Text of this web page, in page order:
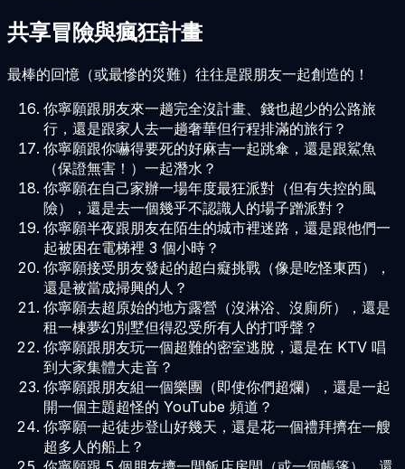
共享冒險與瘋狂計畫
最棒的回憶（或最慘的災難）往往是跟朋友一起創造的！
你寧願跟朋友來一趟完全沒計畫、錢也超少的公路旅
行，還是跟家人去一趟奢華但行程排滿的旅行？
你寧願跟你嚇得要死的好麻吉一起跳傘，還是跟鯊魚
（保證無害！）一起潛水？
你寧願在自己家辦一場年度最狂派對（但有失控的風
險），還是去一個幾乎不認識人的場子蹭派對？
你寧願半夜跟朋友在陌生的城市裡迷路，還是跟他們一
起被困在電梯裡 3 個小時？
你寧願接受朋友發起的超白癡挑戰（像是吃怪東西），
還是被當成掃興的人？
你寧願去超原始的地方露營（沒淋浴、沒廁所），還是
租一棟夢幻別墅但得忍受所有人的打呼聲？
你寧願跟朋友玩一個超難的密室逃脫，還是在 KTV 唱
到大家集體大走音？
你寧願跟朋友組一個樂團（即使你們超爛），還是一起
開一個主題超怪的 YouTube 頻道？
你寧願一起徒步登山好幾天，還是花一個禮拜擠在一艘
超多人的船上？